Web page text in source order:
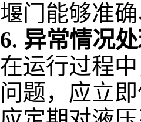
堰门能够准
6. 异常情况
在运行过程
问题，应立